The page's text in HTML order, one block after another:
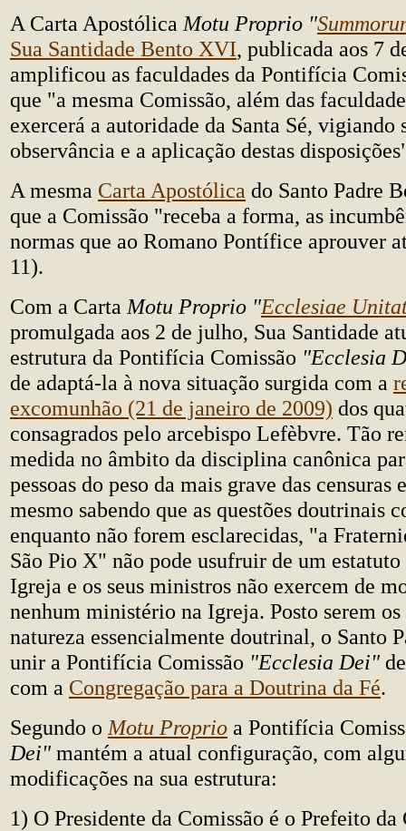
A Carta Apostólica Motu Proprio "
Sua Santidade Bento XVI, publicada aos 7
amplificou as faculdades da Pontifícia
que "a mesma Comissão, além das
exercerá a autoridade da Santa Sé, vigiando
observância e a aplicação destas
A mesma Carta Apostólica do Santo Padre
que a Comissão "receba a forma, as
normas que ao Romano Pontífice aprouver
11).
Com a Carta Motu Proprio "Ecclesiae
promulgada aos 2 de julho, Sua Santidade
estrutura da Pontifícia Comissão "Ecclesia
de adaptá-la à nova situação surgida com a
excomunhão (21 de janeiro de 2009) dos
consagrados pelo arcebispo Lefèbvre. Tão
medida no âmbito da disciplina canônica
pessoas do peso da mais grave das censuras
mesmo sabendo que as questões doutrinais
enquanto não forem esclarecidas, "a
São Pio X" não pode usufruir de um
Igreja e os seus ministros não exercem de
nenhum ministério na Igreja. Posto serem
natureza essencialmente doutrinal, o Santo
unir a Pontifícia Comissão "Ecclesia Dei"
com a Congregação para a Doutrina da Fé.
Segundo o Motu Proprio a Pontifícia
Dei" mantém a atual configuração, com
modificações na sua estrutura:
1) O Presidente da Comissão é o Prefeito da